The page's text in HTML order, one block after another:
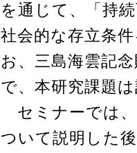
を通じて、「持
社会的な存立条
お、三島海雲記
で、本研究課題
セミナーでは、
ついて説明した